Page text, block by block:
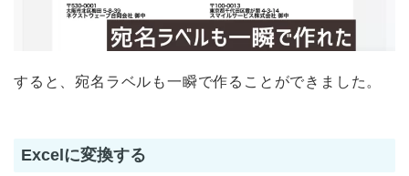
すると、宛名ラベルも一瞬で作ることができました。
Excelに変換する